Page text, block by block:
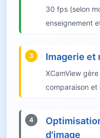
30 fps (selon
enseignement
3 Imagerie et
XCamView
comparaison et
4
d'image